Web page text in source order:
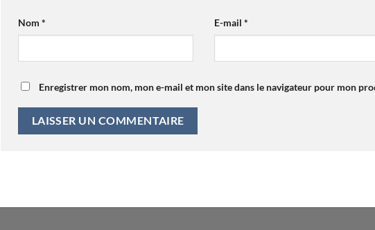
Nom * E-mail*
Enregistrer mon nom, mon e-mail et mon site dans le navigateur pour mon